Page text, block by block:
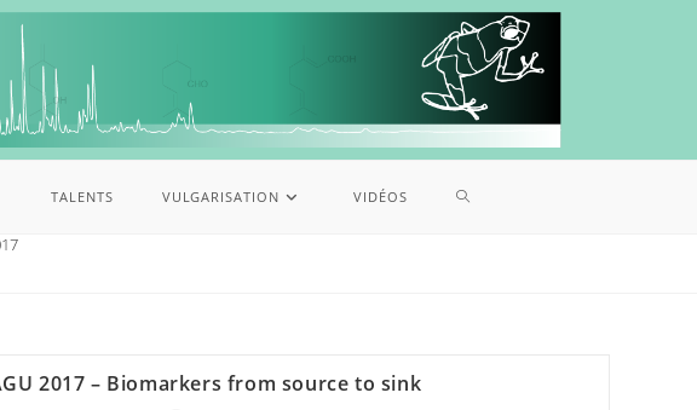
TALENTS VULGARISATION VIDÉOS
2017 – Biomarkers from source to sink